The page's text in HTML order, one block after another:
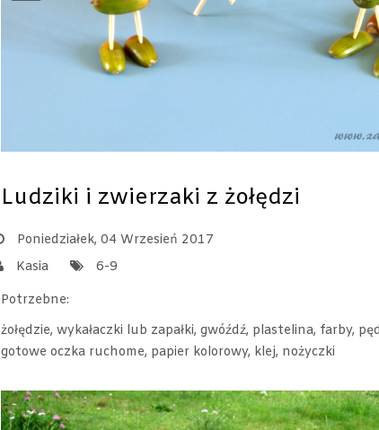
Ludziki i zwierzaki z żołędzi
Poniedziałek, 04 Wrzesień 2017
Kasia
6-9
Potrzebne:
żołędzie, wykałaczki lub zapałki, gwóźdź, plastelina, farby,
gotowe oczka ruchome, papier kolorowy, klej, nożyczki